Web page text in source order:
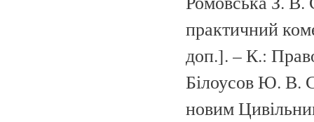
практичний
доп.]. – К.:
Білоусов Ю. В.
новим